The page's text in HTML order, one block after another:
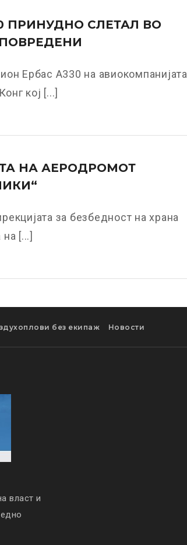
ПРИНУДНО СЛЕТАЛ ВО
Ербас А330 на авиокомпанијата
кој [...]
НА АЕРОДРОМОТ
за безбедност на храна
на [...]
без екипаж Новости
власт и